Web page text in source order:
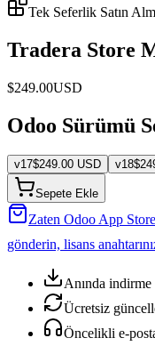
Tek Seferlik Satın
Tradera Store
$249.00USD
Odoo Sürümü
v17$249.00 USD v18$
Sepete Ekle
Zaten Odoo App
gönderin, lisans
Anında
Ücretsiz
Öncelikli e-